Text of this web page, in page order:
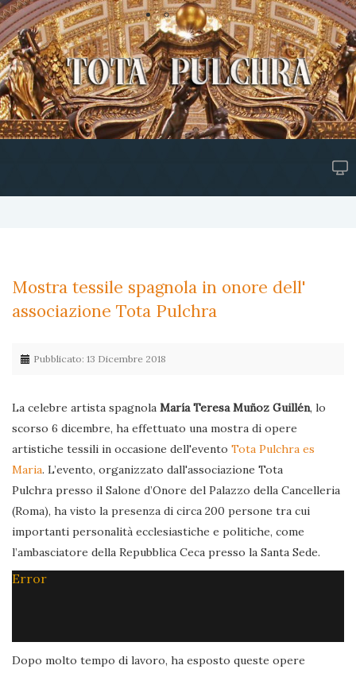
Mostra tessile spagnola in onore dell'
associazione Tota Pulchra
Pubblicato: 13 Dicembre 2018
La celebre artista spagnola María Teresa Muñoz Guillén, lo
scorso 6 dicembre, ha effettuato una mostra di opere
artistiche tessili in occasione dell'evento Tota Pulchra es
Maria. L’evento, organizzato dall'associazione Tota
Pulchra presso il Salone d’Onore del Palazzo della Cancelleria
(Roma), ha visto la presenza di circa 200 persone tra cui
importanti personalità ecclesiastiche e politiche, come
l’ambasciatore della Repubblica Ceca presso la Santa Sede.
Error
Dopo molto tempo di lavoro, ha esposto queste opere